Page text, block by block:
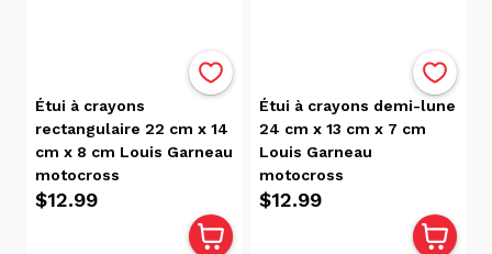
Skechers
Smash
(3)
Étui à crayons
rectangulaire 22 cm x 14
cm x 8 cm Louis Garneau
motocross
$12.99
Étui à crayons demi-lune
24 cm x 13 cm x 7 cm
Louis Garneau
motocross
$12.99